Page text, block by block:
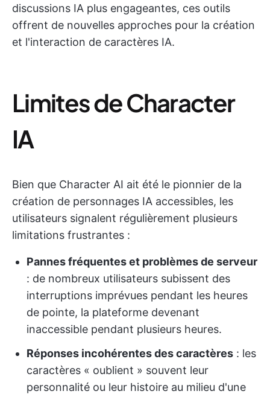
discussions IA plus engageantes, ces outils
offrent de nouvelles approches pour la création
et l'interaction de caractères IA.
Limites de Character
IA
Bien que Character AI ait été le pionnier de la
création de personnages IA accessibles, les
utilisateurs signalent régulièrement plusieurs
limitations frustrantes :
Pannes fréquentes et problèmes de serveur
: de nombreux utilisateurs subissent des
interruptions imprévues pendant les heures
de pointe, la plateforme devenant
inaccessible pendant plusieurs heures.
Réponses incohérentes des caractères : les
caractères « oublient » souvent leur
personnalité ou leur histoire au milieu d'une